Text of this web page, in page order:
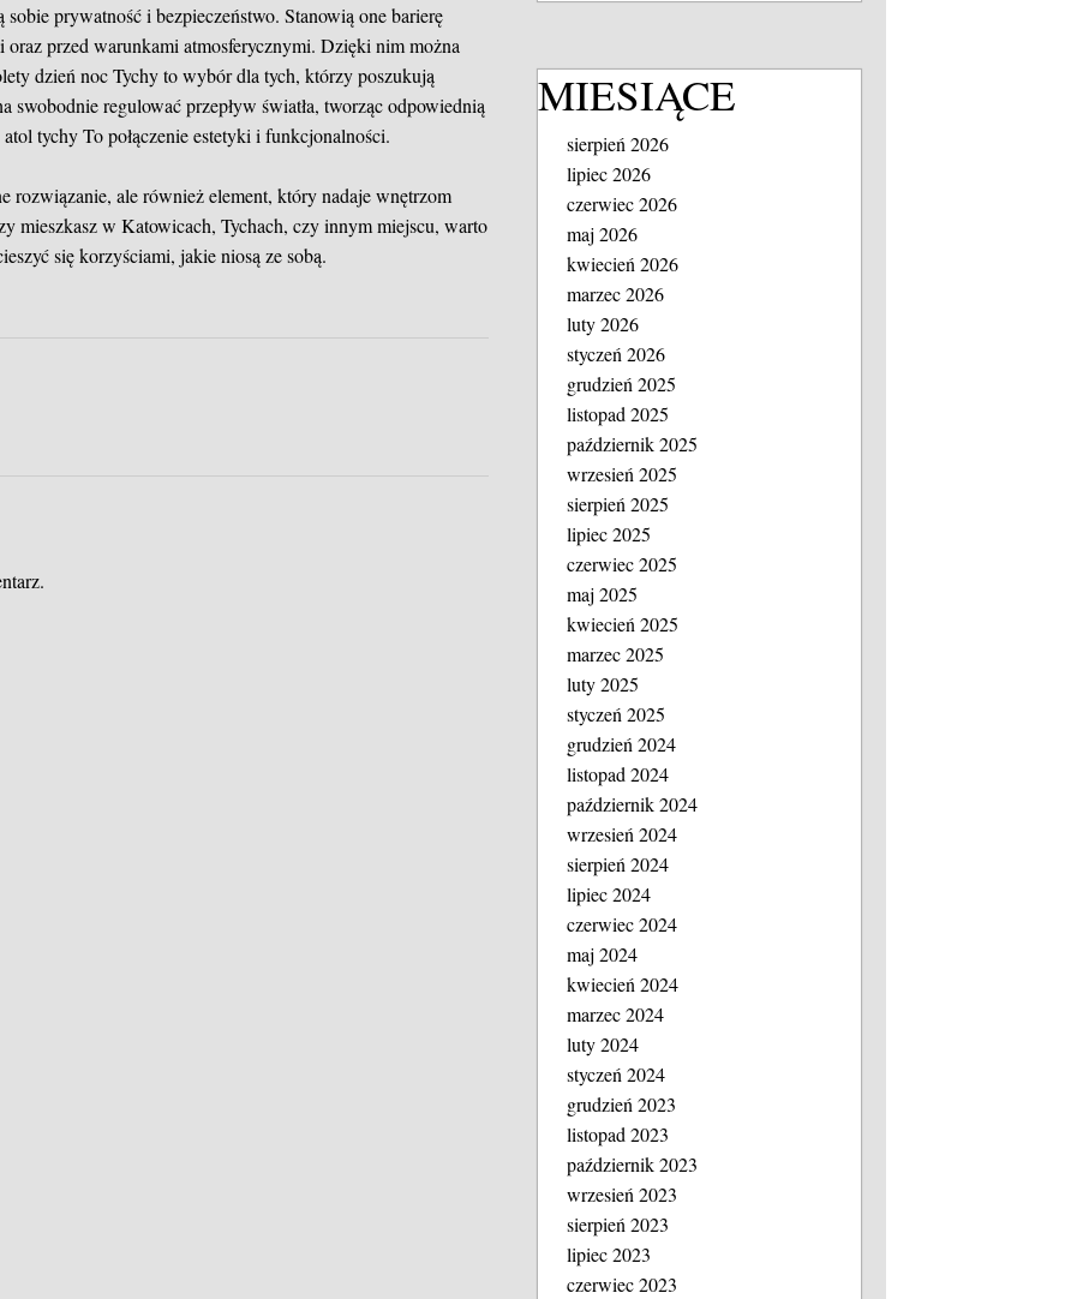
prywatność i bezpieczeństwo. Stanowią one barierę
przed warunkami atmosferycznymi. Dzięki nim można
dzień noc Tychy to wybór dla tych, którzy poszukują
regulować przepływ światła, tworząc odpowiednią
atol tychyTo połączenie estetyki i funkcjonalności.
rozwiązanie, ale również element, który nadaje wnętrzom
mieszkasz w Katowicach, Tychach, czy innym miejscu, warto
się korzyściami, jakie niosą ze sobą.
MIESIĄCE
sierpień 2026
lipiec 2026
czerwiec 2026
maj 2026
kwiecień 2026
marzec 2026
luty 2026
styczeń 2026
grudzień 2025
listopad 2025
październik 2025
wrzesień 2025
sierpień 2025
lipiec 2025
czerwiec 2025
maj 2025
kwiecień 2025
marzec 2025
luty 2025
styczeń 2025
grudzień 2024
listopad 2024
październik 2024
wrzesień 2024
sierpień 2024
lipiec 2024
czerwiec 2024
maj 2024
kwiecień 2024
marzec 2024
luty 2024
styczeń 2024
grudzień 2023
listopad 2023
październik 2023
wrzesień 2023
sierpień 2023
lipiec 2023
czerwiec 2023